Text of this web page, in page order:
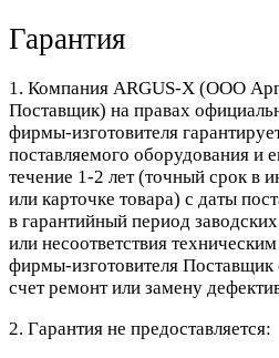
Гарантия
1. Компания ARGUS-X (ООО
Поставщик) на правах
фирмы-изготовителя
поставляемого оборудования и
течение 1-2 лет (точный срок в
или карточке товара) с даты
в гарантийный период
или несоответствия
фирмы-изготовителя Поставщик
счет ремонт или замену
2. Гарантия не предоставляется: